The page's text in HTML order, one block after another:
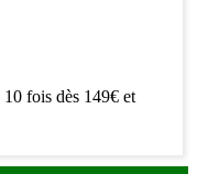
fois dès 149€ et